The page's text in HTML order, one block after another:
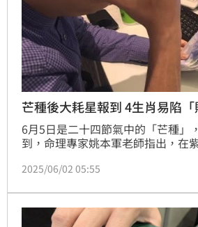
芒種後大耗星報到 4生肖易陷「
6月5日是二十四節氣中的「芒種」
到，命理專家姚本軍老師指出，在
種「用掉的命運安排」，但也不完
耗星影響下，容易陷入努力很多結
中。
2025/06/02 05:55